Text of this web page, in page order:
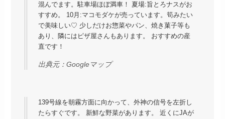
混んでます。駐車場ほぼ満車！ 夏場:旨とろナスがお
すすめ。 10月:マコモダケが売っています。筍みたい
で美味しい♡ 少しだけお惣菜やパン、焼き菓子等も
あり、隣にはピザ屋さんもあります。 おすすめの産
直です！
出典元：Googleマップ
139号線を朝霧方面に向かって、外神の信号を左折し
たらすぐです。 新鮮な野菜があります。 近くにJAが